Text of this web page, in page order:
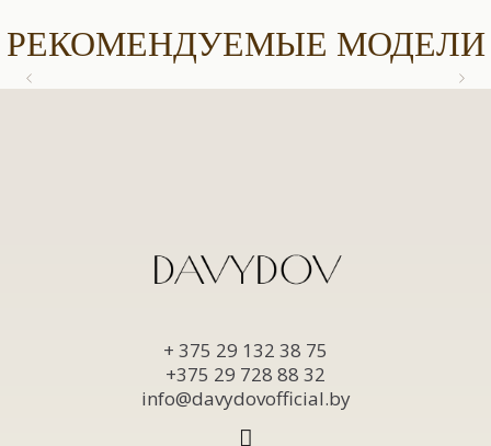
РЕКОМЕНДУЕМЫЕ МОДЕЛИ
9558.1 КОСТЮМ
9558.1 КОСТЮМ
9663 БЛУЗКА
9622.1 КОСТЮМ (3)
+ 375 29 132 38 75
+375 29 728 88 32
info@davydovofficial.by